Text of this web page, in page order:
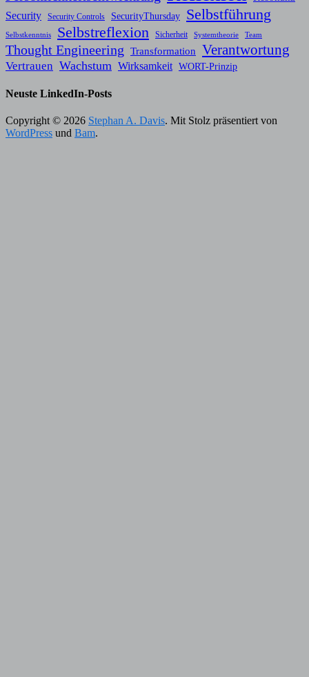
Security
Security Controls SecurityThursday Selbstführung
Selbstkenntnis Selbstreflexion Sicherheit Systemtheorie Team
Thought Engineering Transformation Verantwortung
Vertrauen Wachstum Wirksamkeit WORT-Prinzip
Neuste LinkedIn-Posts
Copyright © 2026 Stephan A. Davis. Mit Stolz präsentiert von
WordPress und Bam.